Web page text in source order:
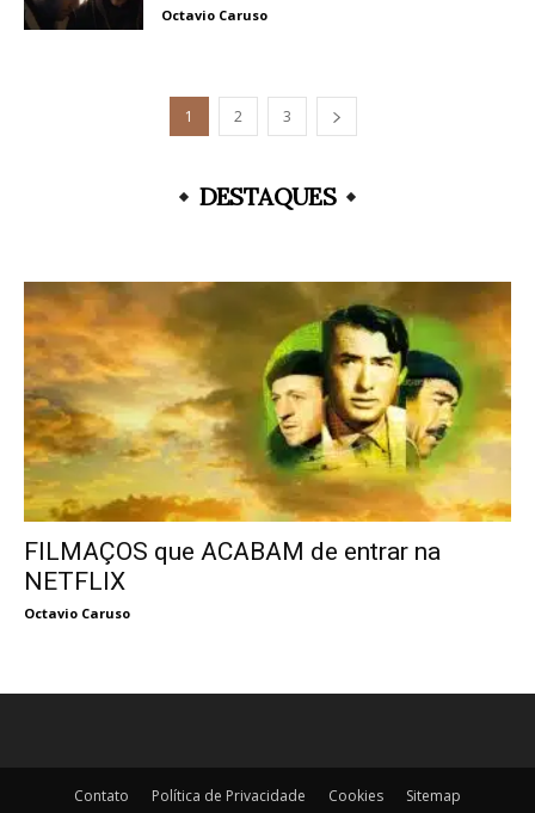
Octavio Caruso
1 2 3
DESTAQUES
FILMAÇOS que ACABAM de entrar na
NETFLIX
Octavio Caruso
Contato Política de Privacidade Cookies Sitemap